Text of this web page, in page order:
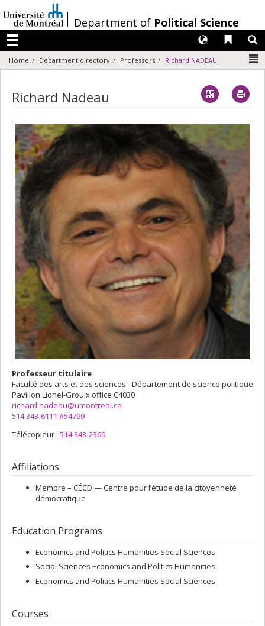
au
contenu
/Department of Political Science
Menu
Liens
Langues
Home Department directory Professors Richard NADEAU
Richard Nadeau Vcard
Professeur titulaire
Faculté des arts et des sciences - Département de science politique
Pavillon Lionel-Groulx office C4030
richard.nadeau@umontreal.ca
514 343-6111 #54799
Télécopieur : 514 343-2360
Affiliations
Membre – CÉCD — Centre pour l’étude de la citoyenneté
démocratique
Education Programs
Economics and Politics Humanities Social Sciences
Social Sciences Economics and Politics Humanities
Economics and Politics Humanities Social Sciences
Courses